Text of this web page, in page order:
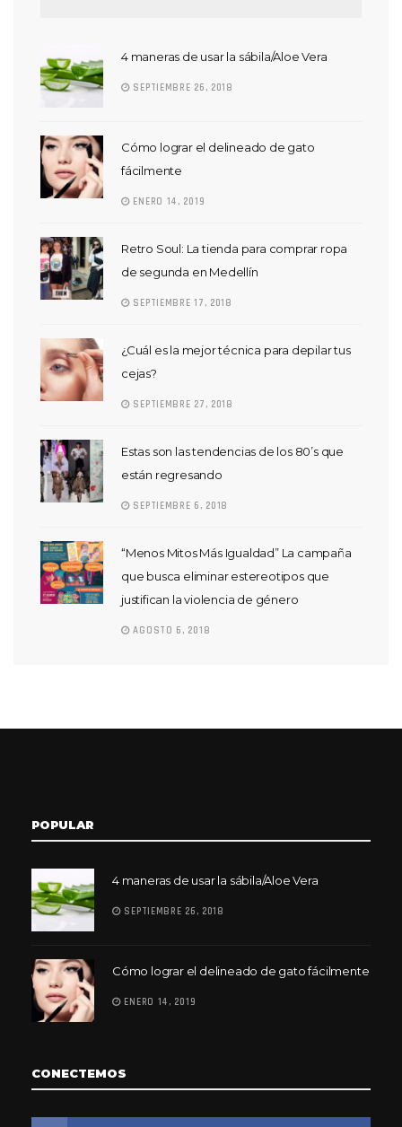
4 maneras de usar la sábila/Aloe Vera
SEPTIEMBRE 26, 2018
Cómo lograr el delineado de gato
fácilmente
ENERO 14, 2019
Retro Soul: La tienda para comprar ropa
de segunda en Medellín
SEPTIEMBRE 17, 2018
¿Cuál es la mejor técnica para depilar tus
cejas?
SEPTIEMBRE 27, 2018
Estas son las tendencias de los 80’s que
están regresando
SEPTIEMBRE 6, 2018
“Menos Mitos Más Igualdad” La campaña
que busca eliminar estereotipos que
justifican la violencia de género
AGOSTO 6, 2018
POPULAR
4 maneras de usar la sábila/Aloe Vera
SEPTIEMBRE 26, 2018
Cómo lograr el delineado de gato fácilmente
ENERO 14, 2019
CONECTEMOS